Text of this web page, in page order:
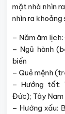
mặt nhà nhìn
nhìn ra khoảng
– Năm âm
– Ngũ hành
biển
– Quẻ mệnh
– Hướng tốt:
Đức); Tây Nam
– Hướng xấu: